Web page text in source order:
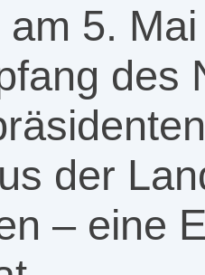
5.
des
der
– eine